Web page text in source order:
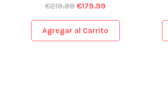
€219.99 €179.99
Agregar al Carrito